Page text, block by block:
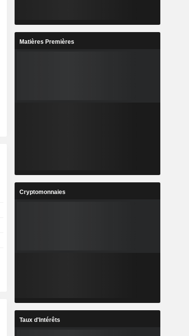
Matières Premières
Cryptomonnaies
Taux d'Intérêts